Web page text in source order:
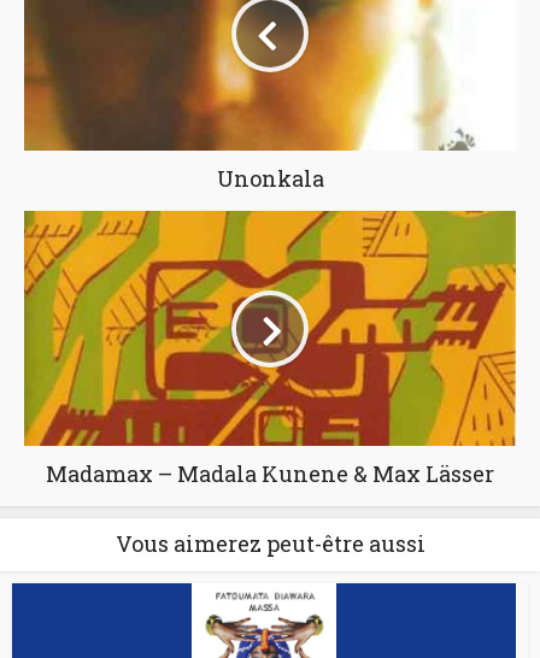
Unonkala
Madamax – Madala Kunene & Max Lässer
Vous aimerez peut-être aussi